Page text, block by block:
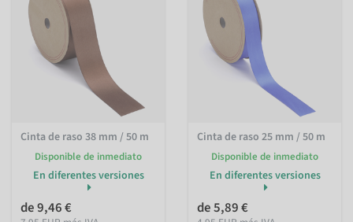
Cinta de raso 38 mm / 50 m
Disponible de inmediato
En diferentes versiones
de 9,46 €
Cinta de raso 25 mm / 50 m
Disponible de inmediato
En diferentes versiones
de 5,89 €